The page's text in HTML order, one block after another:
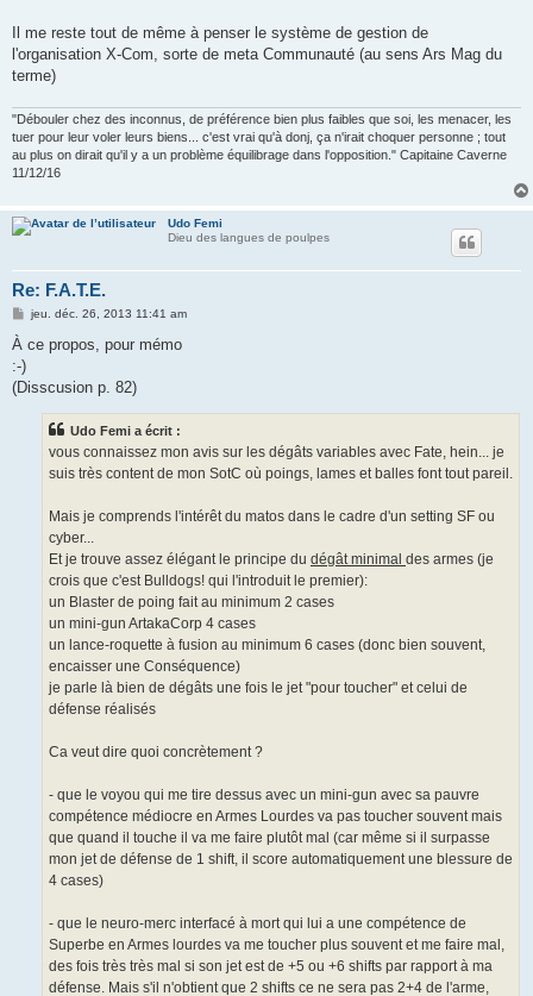
Il me reste tout de même à penser le système de gestion de
l'organisation X-Com, sorte de meta Communauté (au sens Ars Mag du
terme)
"Débouler chez des inconnus, de préférence bien plus faibles que soi, les menacer, les
tuer pour leur voler leurs biens... c'est vrai qu'à donj, ça n'irait choquer personne ; tout
au plus on dirait qu'il y a un problème équilibrage dans l'opposition." Capitaine Caverne
11/12/16
Udo Femi
Dieu des langues de poulpes
Re: F.A.T.E.
M
s
a
g
jeu. déc. 26, 2013 11:41 am
À ce propos, pour mémo
:-)
(Disscusion p. 82)
Udo Femi a écrit :
vous connaissez mon avis sur les dégâts variables avec Fate, hein... je
suis très content de mon SotC où poings, lames et balles font tout pareil.
Mais je comprends l'intérêt du matos dans le cadre d'un setting SF ou
cyber...
Et je trouve assez élégant le principe du dégât minimal des armes (je
crois que c'est Bulldogs! qui l'introduit le premier):
un Blaster de poing fait au minimum 2 cases
un mini-gun ArtakaCorp 4 cases
un lance-roquette à fusion au minimum 6 cases (donc bien souvent,
encaisser une Conséquence)
je parle là bien de dégâts une fois le jet "pour toucher" et celui de
défense réalisés
Ca veut dire quoi concrètement ?
- que le voyou qui me tire dessus avec un mini-gun avec sa pauvre
compétence médiocre en Armes Lourdes va pas toucher souvent mais
que quand il touche il va me faire plutôt mal (car même si il surpasse
mon jet de défense de 1 shift, il score automatiquement une blessure de
4 cases)
- que le neuro-merc interfacé à mort qui lui a une compétence de
Superbe en Armes lourdes va me toucher plus souvent et me faire mal,
des fois très très mal si son jet est de +5 ou +6 shifts par rapport à ma
défense. Mais s'il n'obtient que 2 shifts ce ne sera pas 2+4 de l'arme,